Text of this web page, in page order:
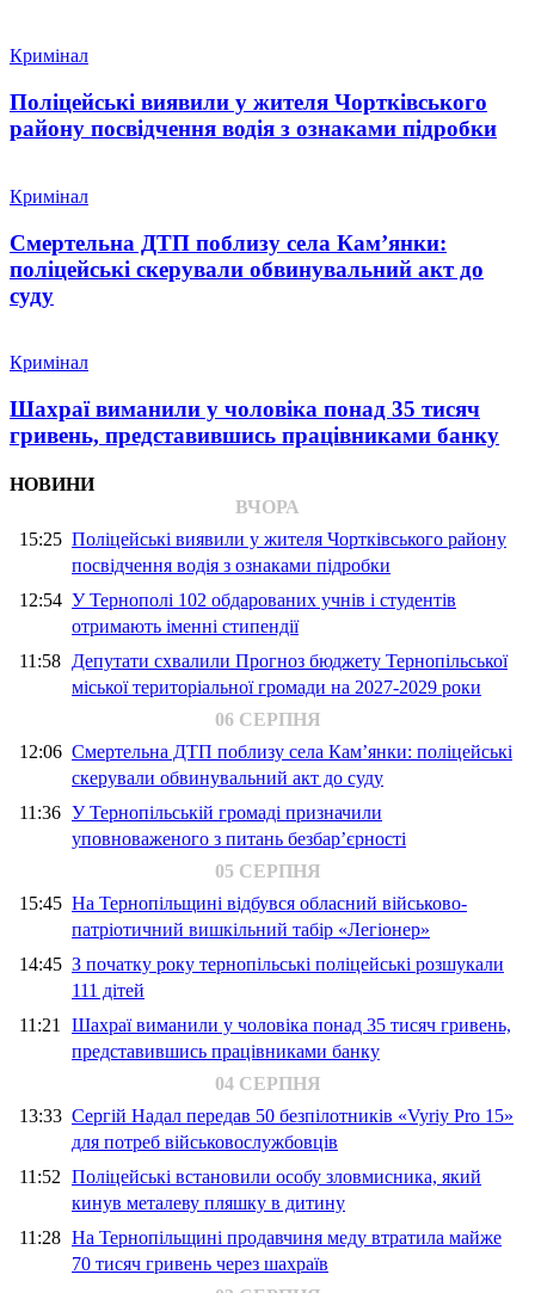
Кримінал
Поліцейські виявили у жителя Чортківського
району посвідчення водія з ознаками підробки
Кримінал
Смертельна ДТП поблизу села Кам’янки:
поліцейські скерували обвинувальний акт до
суду
Кримінал
Шахраї виманили у чоловіка понад 35 тисяч
гривень, представившись працівниками банку
НОВИНИ
ВЧОРА
15:25 Поліцейські виявили у жителя Чортківського району
посвідчення водія з ознаками підробки
12:54 У Тернополі 102 обдарованих учнів і студентів
отримають іменні стипендії
11:58 Депутати схвалили Прогноз бюджету Тернопільської
міської територіальної громади на 2027-2029 роки
06 СЕРПНЯ
12:06 Смертельна ДТП поблизу села Кам’янки: поліцейські
скерували обвинувальний акт до суду
11:36 У Тернопільській громаді призначили
уповноваженого з питань безбар’єрності
05 СЕРПНЯ
15:45 На Тернопільщині відбувся обласний військово-
патріотичний вишкільний табір «Легіонер»
14:45 З початку року тернопільські поліцейські розшукали
111 дітей
11:21 Шахраї виманили у чоловіка понад 35 тисяч гривень,
представившись працівниками банку
04 СЕРПНЯ
13:33 Сергій Надал передав 50 безпілотників «Vyriy Pro 15»
для потреб військовослужбовців
11:52 Поліцейські встановили особу зловмисника, який
кинув металеву пляшку в дитину
11:28 На Тернопільщині продавчиня меду втратила майже
70 тисяч гривень через шахраїв